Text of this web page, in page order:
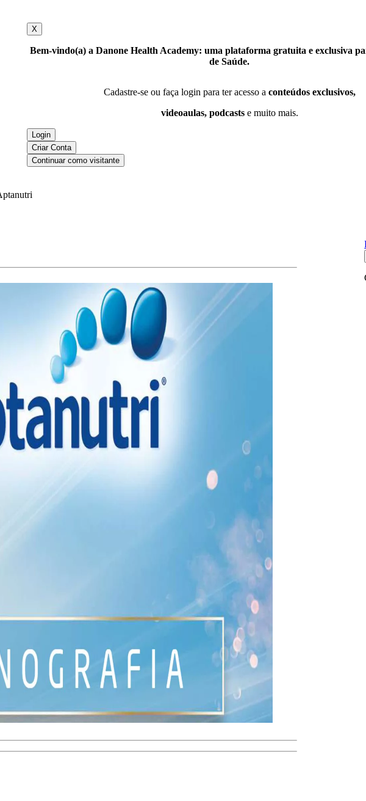
X
Bem-vindo(a) a Danone Health Academy: uma plataforma gratuita e exclusiva
de Saúde.
Cadastre-se ou faça login para ter acesso a conteúdos exclusivos,
videoaulas, podcastse muito mais.
Login
Criar Conta
Continuar como visitante